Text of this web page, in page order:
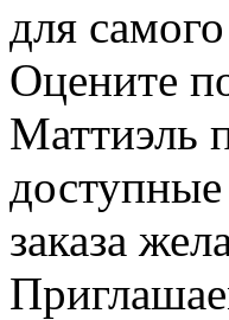
для
Оцените
Маттиэль
заказа